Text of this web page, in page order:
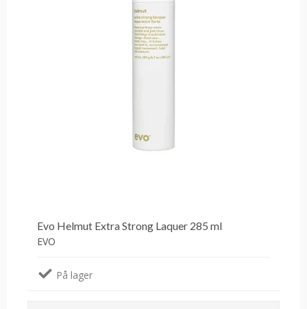
Evo Helmut Extra Strong Laquer 285 ml
EVO
På lager